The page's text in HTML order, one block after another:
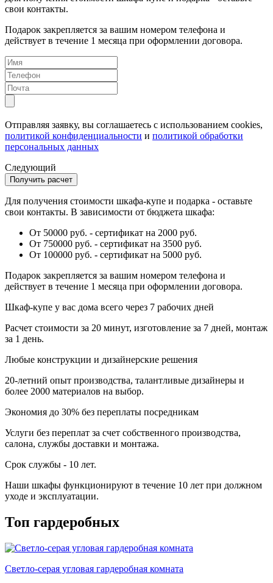
свои контакты.
Подарок закрепляется за вашим номером телефона и
действует в течение 1 месяца при оформлении договора.
Отправляя заявку, вы соглашаетесь с использованием cookies,
политикой конфиденциальности и политикой обработки
персональных данных
Следующий
Для получения стоимости шкафа-купе и подарка - оставьте
свои контакты. В зависимости от бюджета шкафа:
От 50000 руб. - сертификат на 2000 руб.
От 750000 руб. - сертификат на 3500 руб.
От 100000 руб. - сертификат на 5000 руб.
Подарок закрепляется за вашим номером телефона и
действует в течение 1 месяца при оформлении договора.
Шкаф-купе у вас дома всего через 7 рабочих дней
Расчет стоимости за 20 минут, изготовление за 7 дней, монтаж
за 1 день.
Любые конструкции и дизайнерские решения
20-летний опыт производства, талантливые дизайнеры и
более 2000 материалов на выбор.
Экономия до 30% без переплаты посредникам
Услуги без переплат за счет собственного производства,
салона, службы доставки и монтажа.
Cрок службы - 10 лет.
Наши шкафы функционируют в течение 10 лет при должном
уходе и эксплуатации.
Топ гардеробных
Светло-серая угловая гардеробная комната